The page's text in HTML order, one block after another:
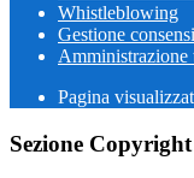
Whistleblowing
Gestione
Amministrazione
Pagina
Sezione Copyright